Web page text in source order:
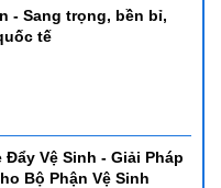
- Sang trọng, bền bỉ,
tế
Đẩy Vệ Sinh - Giải Pháp
Bộ Phận Vệ Sinh